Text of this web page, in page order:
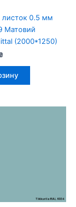
листок 0.5 мм
Матовий
(2000*1250)